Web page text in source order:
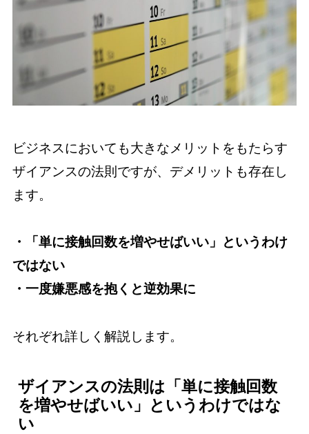
ビジネスにおいても大きなメリットをもたらす
ザイアンスの法則ですが、デメリットも存在し
ます。
・「単に接触回数を増やせばいい」というわけ
ではない
・一度嫌悪感を抱くと逆効果に
それぞれ詳しく解説します。
ザイアンスの法則は「単に接触回数
を増やせばいい」というわけではな
い